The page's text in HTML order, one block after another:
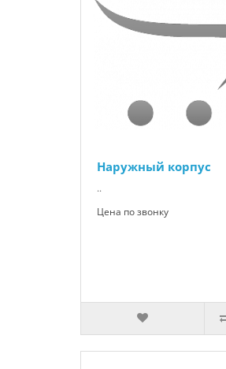
Наружный корпус
..
Цена по звонку